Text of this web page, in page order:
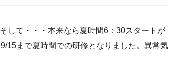
して・・・本来なら夏時間6：30スタートが
15まで夏時間での研修となりました。異常気